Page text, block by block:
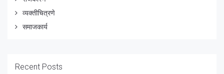
व्यक्तीचित्रणे
समाजकार्य
Recent Posts